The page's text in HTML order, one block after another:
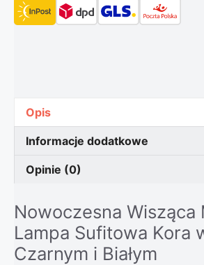
Opis
Informacje dodatkowe
Opinie (0)
Nowoczesna Wisząca
Lampa Sufitowa Kora
Czarnym i Białym